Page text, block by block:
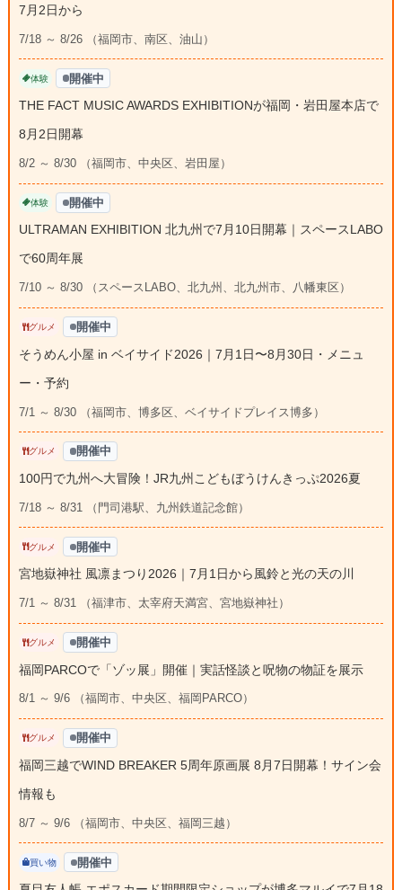
7月2日から
7/18 ～ 8/26 （福岡市、南区、油山）
体験 開催中
THE FACT MUSIC AWARDS EXHIBITIONが福岡・岩田屋本店で
8月2日開幕
8/2 ～ 8/30 （福岡市、中央区、岩田屋）
体験 開催中
ULTRAMAN EXHIBITION 北九州で7月10日開幕｜スペースLABO
で60周年展
7/10 ～ 8/30 （スペースLABO、北九州、北九州市、八幡東区）
グルメ 開催中
そうめん小屋 in ベイサイド2026｜7月1日〜8月30日・メニュ
ー・予約
7/1 ～ 8/30 （福岡市、博多区、ベイサイドプレイス博多）
グルメ 開催中
100円で九州へ大冒険！JR九州こどもぼうけんきっぷ2026夏
7/18 ～ 8/31 （門司港駅、九州鉄道記念館）
グルメ 開催中
宮地嶽神社 風凛まつり2026｜7月1日から風鈴と光の天の川
7/1 ～ 8/31 （福津市、太宰府天満宮、宮地嶽神社）
グルメ 開催中
福岡PARCOで「ゾッ展」開催｜実話怪談と呪物の物証を展示
8/1 ～ 9/6 （福岡市、中央区、福岡PARCO）
グルメ 開催中
福岡三越でWIND BREAKER 5周年原画展 8月7日開幕！サイン会
情報も
8/7 ～ 9/6 （福岡市、中央区、福岡三越）
買い物 開催中